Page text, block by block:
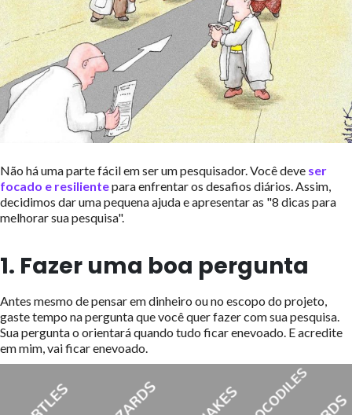
Não há uma parte fácil em ser um pesquisador. Você deve ser
focado e resilientepara enfrentar os desafios diários. Assim,
decidimos dar uma pequena ajuda e apresentar as "8 dicas para
melhorar sua pesquisa".
1. Fazer uma boa pergunta
Antes mesmo de pensar em dinheiro ou no escopo do projeto,
gaste tempo na pergunta que você quer fazer com sua pesquisa.
Sua pergunta o orientará quando tudo ficar enevoado. E acredite
em mim, vai ficar enevoado.